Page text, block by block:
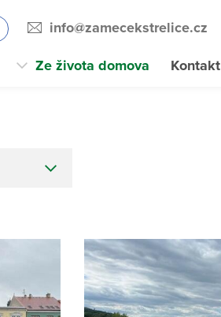
info@zamecekstrelice.cz
Ze života domova Kontakt